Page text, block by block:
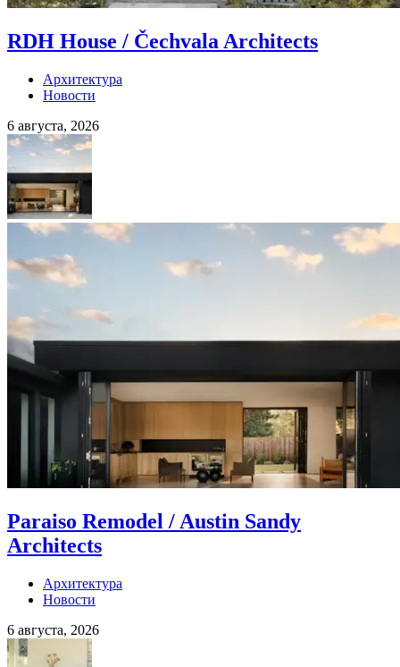
RDH House / Čechvala Architects
Архитектура
Новости
6 августа, 2026
Paraiso Remodel / Austin Sandy
Architects
Архитектура
Новости
6 августа, 2026